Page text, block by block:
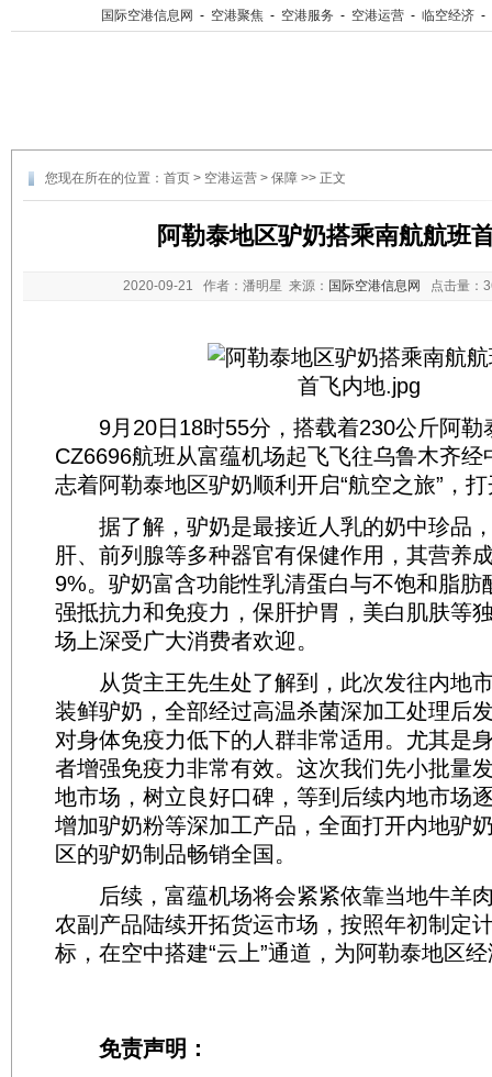
国际空港信息网 - 空港聚焦 - 空港服务 - 空港运营 - 临空经济 -
您现在所在的位置： 首页 > 空港运营 > 保障 >> 正文
阿勒泰地区驴奶搭乘南航航班
2020-09-21 作者：潘明星 来源： 国际空港信息网 点击量：
9月20日18时55分，搭载着230公斤阿勒
CZ6696航班从富蕴机场起飞飞往乌鲁木齐
志着阿勒泰地区驴奶顺利开启“航空之旅”，
据了解，驴奶是最接近人乳的奶中珍品
肝、前列腺等多种器官有保健作用，其营养
9%。驴奶富含功能性乳清蛋白与不饱和脂肪
强抵抗力和免疫力，保肝护胃，美白肌肤等
场上深受广大消费者欢迎。
从货主王先生处了解到，此次发往内地
装鲜驴奶，全部经过高温杀菌深加工处理后
对身体免疫力低下的人群非常适用。尤其是
者增强免疫力非常有效。这次我们先小批量
地市场，树立良好口碑，等到后续内地市场
增加驴奶粉等深加工产品，全面打开内地驴
区的驴奶制品畅销全国。
后续，富蕴机场将会紧紧依靠当地牛羊
农副产品陆续开拓货运市场，按照年初制定
标，在空中搭建“云上”通道，为阿勒泰地区
免责声明：